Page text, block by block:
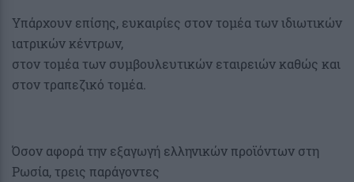
Υπάρχουν επίσης, ευκαιρίες στον τομέα των ιδιωτικών
ιατρικών κέντρων,
στον τομέα των συμβουλευτικών εταιρειών καθώς και
στον τραπεζικό τομέα.
Όσον αφορά την εξαγωγή ελληνικών προϊόντων στη
Ρωσία, τρεις παράγοντες